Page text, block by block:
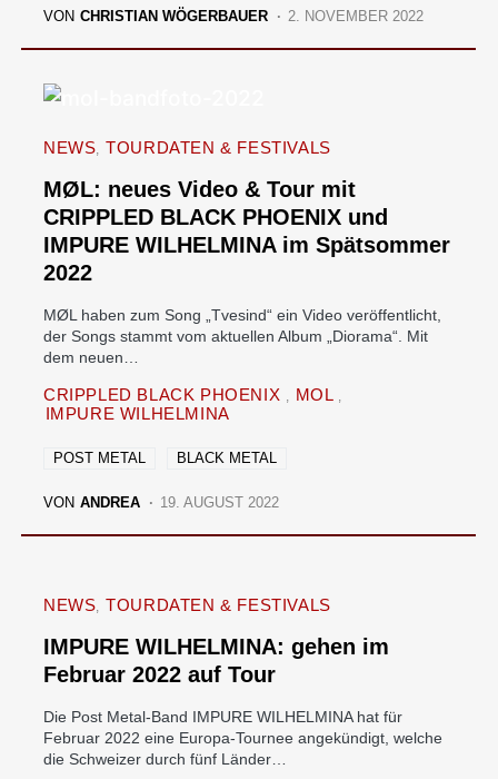
VON CHRISTIAN WÖGERBAUER 2. NOVEMBER 2022
NEWS TOURDATEN & FESTIVALS
MØL: neues Video & Tour mit
CRIPPLED BLACK PHOENIX und
IMPURE WILHELMINA im Spätsommer
2022
MØL haben zum Song „Tvesind“ ein Video veröffentlicht,
der Songs stammt vom aktuellen Album „Diorama“. Mit
dem neuen…
CRIPPLED BLACK PHOENIX
MOL
IMPURE WILHELMINA
POST METAL BLACK METAL
VON ANDREA 19. AUGUST 2022
NEWS TOURDATEN & FESTIVALS
IMPURE WILHELMINA: gehen im
Februar 2022 auf Tour
Die Post Metal-Band IMPURE WILHELMINA hat für
Februar 2022 eine Europa-Tournee angekündigt, welche
die Schweizer durch fünf Länder…